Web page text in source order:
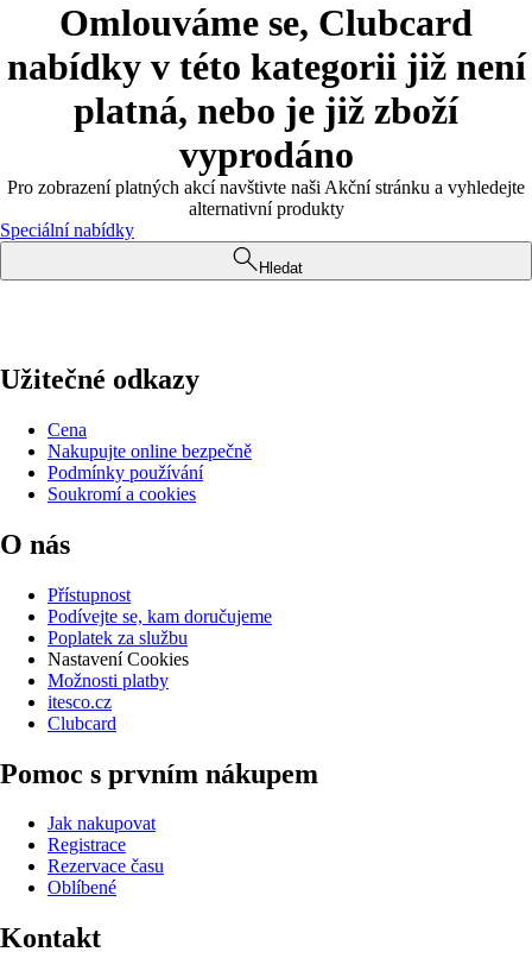
Omlouváme se, Clubcard
nabídky v této kategorii již není
platná, nebo je již zboží
vyprodáno
Pro zobrazení platných akcí navštivte naši Akční stránku a vyhledejte
alternativní produkty
Speciální nabídky
Hledat
Užitečné odkazy
Cena
Nakupujte online bezpečně
Podmínky používání
Soukromí a cookies
O nás
Přístupnost
Podívejte se, kam doručujeme
Poplatek za službu
Nastavení Cookies
Možnosti platby
itesco.cz
Clubcard
Pomoc s prvním nákupem
Jak nakupovat
Registrace
Rezervace času
Oblíbené
Kontakt